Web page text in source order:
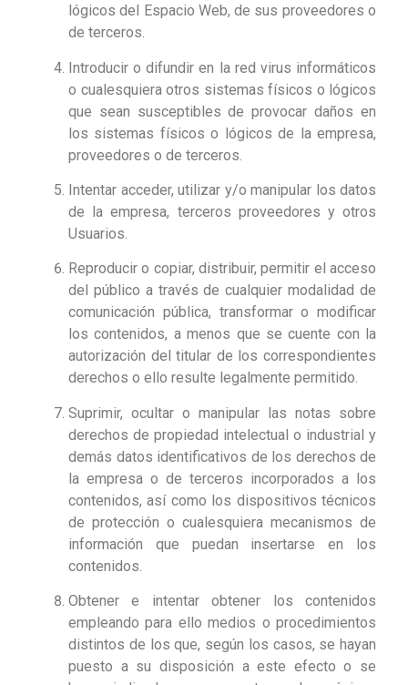
lógicos del Espacio Web, de sus proveedores o
de terceros.
Introducir o difundir en la red virus informáticos
o cualesquiera otros sistemas físicos o lógicos
que sean susceptibles de provocar daños en
los sistemas físicos o lógicos de la empresa,
proveedores o de terceros.
Intentar acceder, utilizar y/o manipular los datos
de la empresa, terceros proveedores y otros
Usuarios.
Reproducir o copiar, distribuir, permitir el acceso
del público a través de cualquier modalidad de
comunicación pública, transformar o modificar
los contenidos, a menos que se cuente con la
autorización del titular de los correspondientes
derechos o ello resulte legalmente permitido.
Suprimir, ocultar o manipular las notas sobre
derechos de propiedad intelectual o industrial y
demás datos identificativos de los derechos de
la empresa o de terceros incorporados a los
contenidos, así como los dispositivos técnicos
de protección o cualesquiera mecanismos de
información que puedan insertarse en los
contenidos.
Obtener e intentar obtener los contenidos
empleando para ello medios o procedimientos
distintos de los que, según los casos, se hayan
puesto a su disposición a este efecto o se